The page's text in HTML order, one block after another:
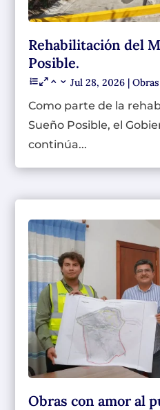
Rehabilitación del
Posible.
Jul 28, 2026 |
Como parte de la
Sueño Posible, el
continúa...
Obras con amor al